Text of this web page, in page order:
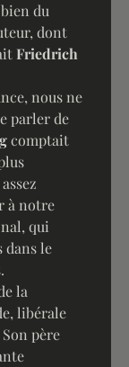
du
dont
Friedrich
parler de
comptait
à notre
qui
le
la
libérale
père